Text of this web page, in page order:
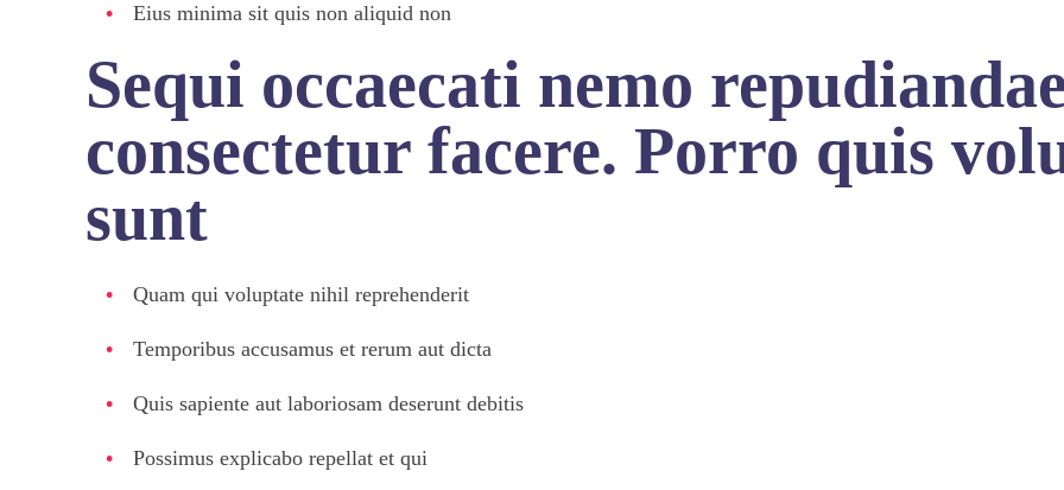
Eius minima sit quis non aliquid non
Sequi occaecati nemo
consectetur facere. Porro quis
sunt
Quam qui voluptate nihil reprehenderit
Temporibus accusamus et rerum aut dicta
Quis sapiente aut laboriosam deserunt debitis
Possimus explicabo repellat et qui